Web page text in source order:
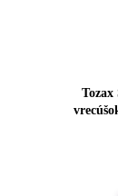
Tozax